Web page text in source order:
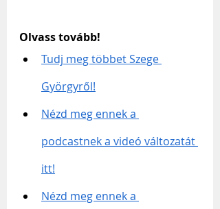
Olvass tovább!
Tudj meg többet Szege
Györgyről!
Nézd meg ennek a
podcastnek a videó változatát
itt!
Nézd meg ennek a